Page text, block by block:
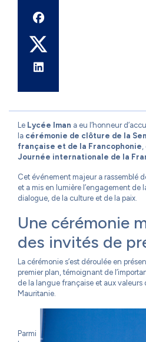
Le Lycée Iman a eu l’honneur
la cérémonie de clôture de la
française et de la Francophonie,
Journée internationale de la
Cet événement majeur a rassemblé
et a mis en lumière l’engagement de
dialogue, de la culture et de la paix.
Une cérémonie
des invités de
La cérémonie s’est déroulée en
premier plan, témoignant de
de la langue française et aux valeurs
Mauritanie.
Parmi